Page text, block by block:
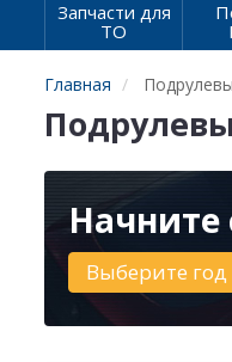
Запчасти для
ТО
Главная
Начните
Выберите год